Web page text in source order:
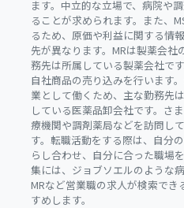
ます。中立的な立場で、病院や
ることが求められます。また、
るため、原価や利益に関する情
先が異なります。MRは製薬会
務先は所属している製薬会社で
自社商品の売り込みを行います
業として働くため、主な勤務先
している医薬品卸会社です。さ
療機関や調剤薬局などを訪問し
す。転職活動をする際は、自分
らし合わせ、自分に合った職場
集には、ジョブソエルのような
MRなど営業職の求人が検索で
すめします。